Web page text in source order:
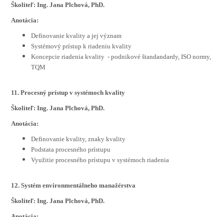
Školiteľ: Ing. Jana Plchová, PhD.
Anotácia:
Definovanie kvality a jej význam
Systémový prístup k riadeniu kvality
Koncepcie riadenia kvality - podnikové štandandardy, ISO normy,
TQM
11. Procesný prístup v systémoch kvality
Školiteľ: Ing. Jana Plchová, PhD.
Anotácia:
Definovanie kvality, znaky kvality
Podstata procesného prístupu
Využitie procesného prístupu v systémoch riadenia
12. Systém environmentálneho manažérstva
Školiteľ: Ing. Jana Plchová, PhD.